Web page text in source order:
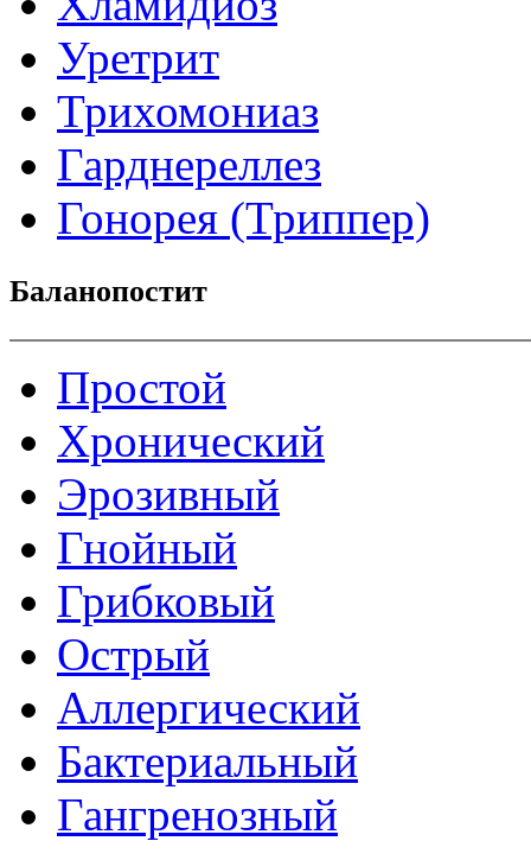
Уретрит
Трихомониаз
Гарднереллез
Гонорея (Триппер)
Баланопостит
Простой
Хронический
Эрозивный
Гнойный
Грибковый
Острый
Аллергический
Бактериальный
Гангренозный